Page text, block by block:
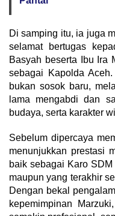
Di samping itu, ia juga
selamat bertugas
Basyah beserta Ibu Ira
sebagai Kapolda
bukan sosok baru,
lama mengabdi dan
budaya, serta karakter
Sebelum dipercaya
menunjukkan prestasi
baik sebagai Karo
maupun yang terakhir
Dengan bekal
kepemimpinan